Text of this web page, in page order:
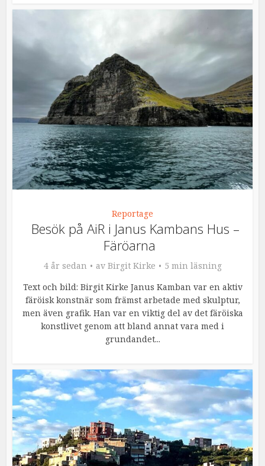
Reportage
Besök på AiR i Janus Kambans Hus –
Färöarna
4 år sedan av Birgit Kirke
5 min läsning
Text och bild: Birgit Kirke Janus Kamban var en aktiv
färöisk konstnär som främst arbetade med skulptur,
men även grafik. Han var en viktig del av det färöiska
konstlivet genom att bland annat vara med i
grundandet...